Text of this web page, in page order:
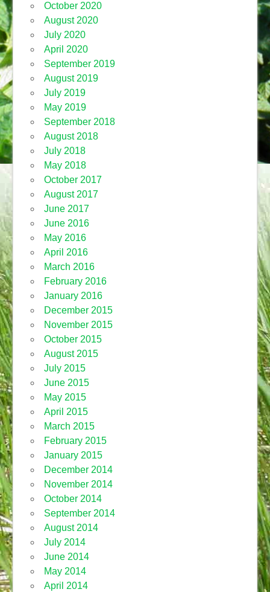
October 2020
August 2020
July 2020
April 2020
September 2019
August 2019
July 2019
May 2019
September 2018
August 2018
July 2018
May 2018
October 2017
August 2017
June 2017
June 2016
May 2016
April 2016
March 2016
February 2016
January 2016
December 2015
November 2015
October 2015
August 2015
July 2015
June 2015
May 2015
April 2015
March 2015
February 2015
January 2015
December 2014
November 2014
October 2014
September 2014
August 2014
July 2014
June 2014
May 2014
April 2014